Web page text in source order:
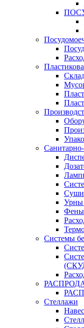
Урны
Фены
Системы
Стеллажи